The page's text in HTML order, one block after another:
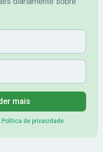
mais
Política de privacidade